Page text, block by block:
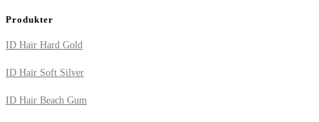
Produkter
ID Hair Hard Gold
ID Hair Soft Silver
ID Hair Beach Gum